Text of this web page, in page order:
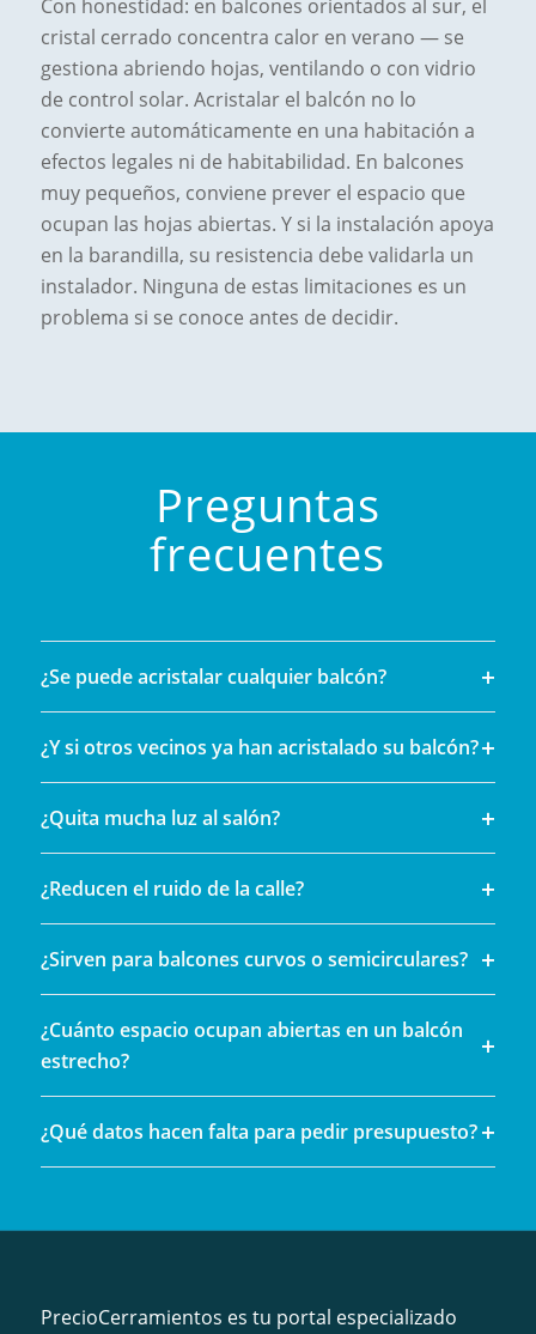
Con honestidad: en balcones orientados al sur, el
cristal cerrado concentra calor en verano — se
gestiona abriendo hojas, ventilando o con vidrio
de control solar. Acristalar el balcón no lo
convierte automáticamente en una habitación a
efectos legales ni de habitabilidad. En balcones
muy pequeños, conviene prever el espacio que
ocupan las hojas abiertas. Y si la instalación apoya
en la barandilla, su resistencia debe validarla un
instalador. Ninguna de estas limitaciones es un
problema si se conoce antes de decidir.
Preguntas
frecuentes
¿Se puede acristalar cualquier balcón?
¿Y si otros vecinos ya han acristalado su balcón?
¿Quita mucha luz al salón?
¿Reducen el ruido de la calle?
¿Sirven para balcones curvos o semicirculares?
¿Cuánto espacio ocupan abiertas en un balcón
estrecho?
¿Qué datos hacen falta para pedir presupuesto?
PrecioCerramientos es tu portal especializado